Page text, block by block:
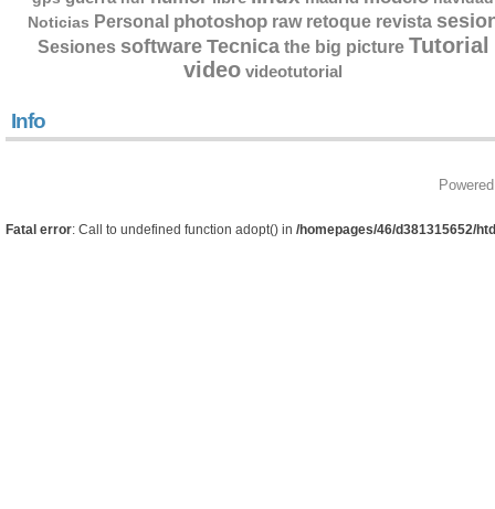
Noticias Personal photoshop raw retoque revista
Sesiones software Tecnica the big picture Tutorial
video videotutorial
Info
Fatal error: Call to undefined function adopt() in /homepages/46/d381315652/